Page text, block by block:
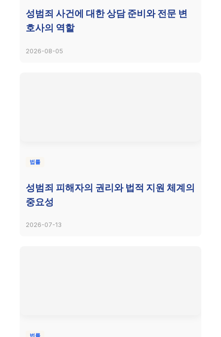
성범죄 사건에 대한 상담 준비와 전문 변
호사의 역할
2026-08-05
법률
성범죄 피해자의 권리와 법적 지원 체계의
중요성
2026-07-13